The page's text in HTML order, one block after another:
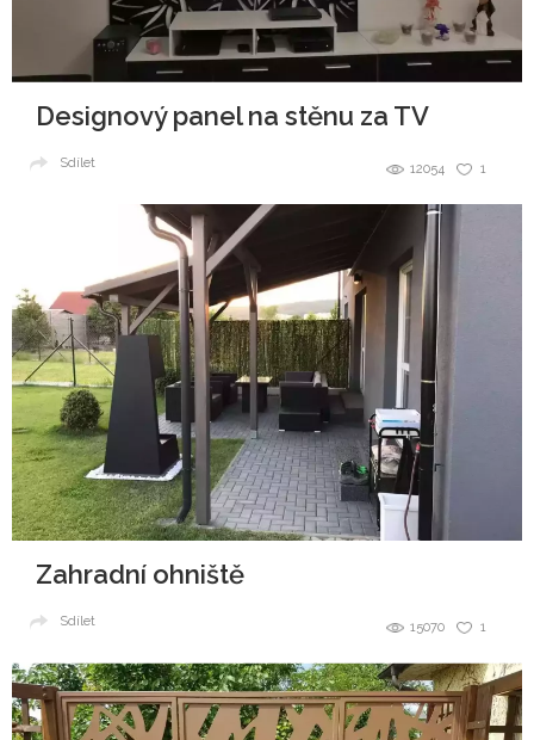
Designový panel na stěnu za TV
1
12054
Sdílet
Zahradní ohniště
1
15070
Sdílet